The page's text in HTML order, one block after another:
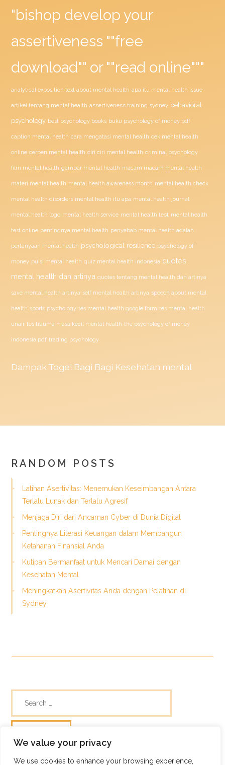
We value your privacy
We use cookies to enhance your browsing experience,
"bishop develop your
assertiveness ""free
download"" or ""read online"""
analytical exposition text about mental health apa itu mental health issue
artikel tentang mental health assertiveness training sydney behavioral
psychology best psychology books buku psychology of money pdf
caption mental health cara mengatasi mental health cek mental health
online cerpen mental health ciri ciri mental health criminal psychology
film mental health gambar mental health macam macam mental health
materi mental health mental health awareness month mental health check
mental health disorders mental health itu apa mental health journal
mental health logo mental health service mental health test mental health
test online pentingnya mental health penyebab mental health adalah
pertanyaan mental health psychological resilience psychology of
money puisi mental health quiz mental health indonesia quotes
mental health dan artinya quotes tentang mental health dan artinya
save mental health artinya self mental health artinya speech about mental
health sports psychology tes mental health google form tes mental health
unair tes trauma masa kecil mental health the psychology of money
indonesia pdf trading psychology
DampakTogelBagi Bagi Kesehatan mental
RANDOM POSTS
Latihan Asertivitas: Menemukan Keseimbangan Antara
Terlalu Lunak dan Terlalu Agresif
Menjaga Diri dari Ancaman Cyber di Dunia Digital
Pentingnya Literasi Keuangan dalam Membangun
Ketahanan Finansial Anda
Kutipan Bermanfaat untuk Mencari Damai dengan
Kesehatan Mental
Meningkatkan Asertivitas Anda dengan Pelatihan di
Sydney